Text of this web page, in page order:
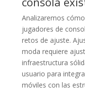
Analizaremos
jugadores de
retos de ajuste.
moda requiere
infraestructura
usuario para
móviles con las